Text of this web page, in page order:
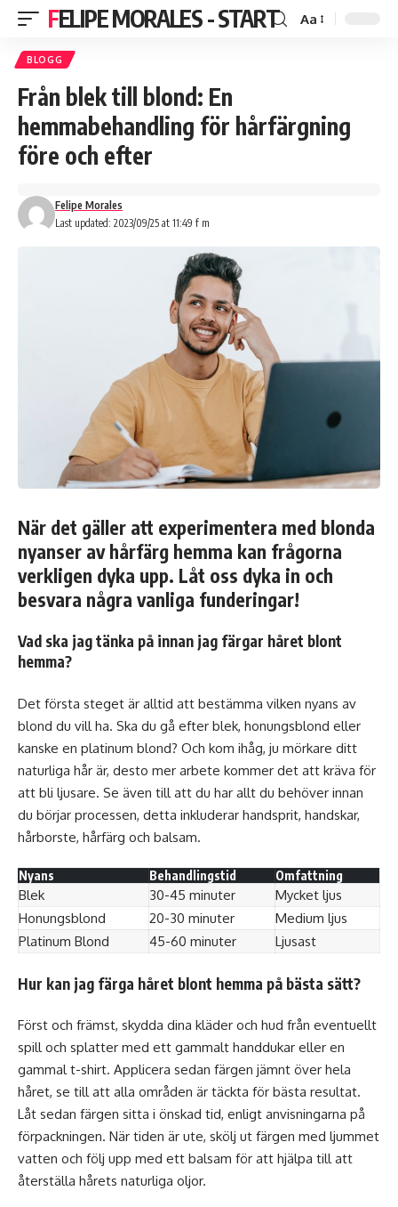
FELIPE MORALES - START Aa
BLOGG
Från blek till blond: En
hemmabehandling för hårfärgning
före och efter
Last updated: 2023/09/25 at 11:49 f m
Felipe Morales
När det gäller att experimentera med blonda
nyanser av hårfärg hemma kan frågorna
verkligen dyka upp. Låt oss dyka in och
besvara några vanliga funderingar!
Vad ska jag tänka på innan jag färgar håret blont
hemma?
Det första steget är alltid att bestämma vilken nyans av
blond du vill ha. Ska du gå efter blek, honungsblond eller
kanske en platinum blond? Och kom ihåg, ju mörkare ditt
naturliga hår är, desto mer arbete kommer det att kräva för
att bli ljusare. Se även till att du har allt du behöver innan
du börjar processen, detta inkluderar handsprit, handskar,
hårborste, hårfärg och balsam.
Nyans Behandlingstid Omfattning
Blek 30-45 minuter
Mycket ljus
Honungsblond
20-30 minuter
Medium ljus
Platinum Blond
45-60 minuter Ljusast
Hur kan jag färga håret blont hemma på bästa sätt?
Först och främst, skydda dina kläder och hud från eventuellt
spill och splatter med ett gammalt handdukar eller en
gammal t-shirt. Applicera sedan färgen jämnt över hela
håret, se till att alla områden är täckta för bästa resultat.
Låt sedan färgen sitta i önskad tid, enligt anvisningarna på
förpackningen. När tiden är ute, skölj ut färgen med ljummet
vatten och följ upp med ett balsam för att hjälpa till att
återställa hårets naturliga oljor.